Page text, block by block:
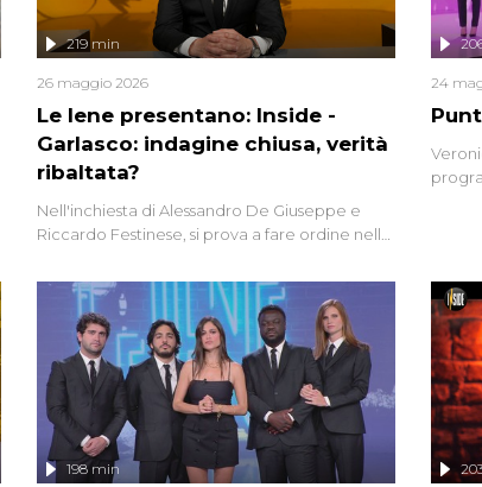
Le Iene presentano: Inside -
Garlasco: indagine chiusa, verità
ribaltata?
219 min
26 maggio 2026
Nell'inchiesta di Alessandro De Giuseppe e
Riccardo Festinese, si prova a fare ordine nella
continuano a emergere attorno a una delle
vicende giudiziarie più discusse degli ultimi
anni. Lo speciale ricostruisce la vicenda
mettendo in fila testimonianze, errori, dettagli
controversi e i protagonisti di un'indagine che
sembra non avere fine.
24
198 min